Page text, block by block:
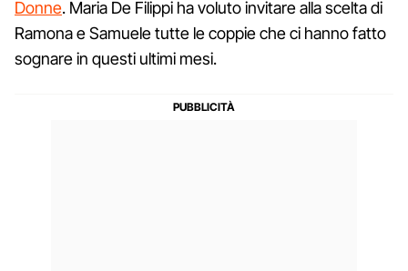
Donne. Maria De Filippi ha voluto invitare alla scelta di
Ramona e Samuele tutte le coppie che ci hanno fatto
sognare in questi ultimi mesi.